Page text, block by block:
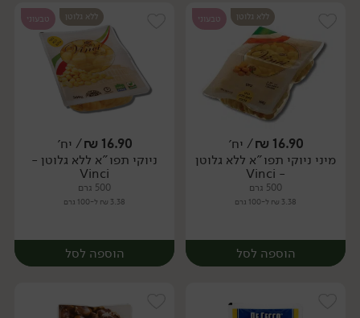
יח׳ יח׳
ללא גלוטן טבעוני
16.90
₪/ יח׳
מיני ניוקי תפו"א ללא גלוטן
- Vinci
500 גרם
3.38 ₪ ל-100 גרם
הוספה לסל
ללא גלוטן טבעוני
16.90
₪/ יח׳
ניוקי תפו"א ללא גלוטן -
Vinci
500 גרם
3.38 ₪ ל-100 גרם
הוספה לסל